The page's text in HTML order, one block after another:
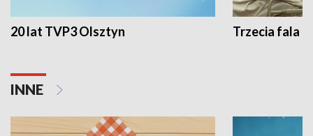
20 lat TVP3 Olsztyn Trzecia fala -
INNE